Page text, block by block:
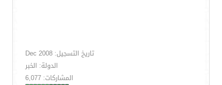
تاريخ التسجيل: Dec 2008
الدولة: الخبر
المشاركات: 6,077